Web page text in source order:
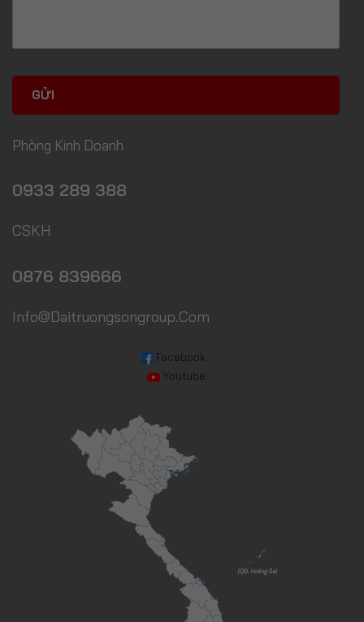
Phòng Kinh Doanh
0933 289 388
CSKH
0876 839666
Info@daitruongsongroup.com
Facebook ·
Youtube